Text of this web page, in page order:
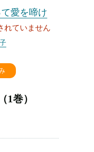
愛を啼け
れていません
1巻）